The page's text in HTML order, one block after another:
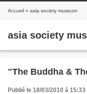
Accueil » asia society museum
asia society
"The Buddha &
Publié le 18/03/2010 à 15:33